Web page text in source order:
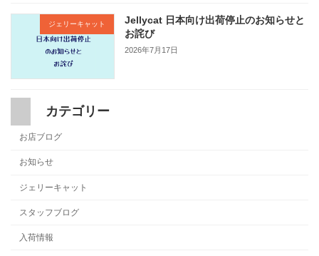
ジェリーキャット
Jellycat 日本向け出荷停止のお知らせと
お詫び
2026年7月17日
カテゴリー
お店ブログ
お知らせ
ジェリーキャット
スタッフブログ
入荷情報